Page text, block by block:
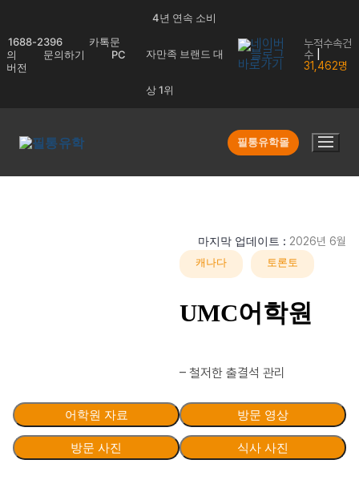
츠
로
1688-2396
카톡문
의
문의하기
PC
버전
4년 연속 소비
자만족 브랜드 대
상 1위
누적수속건
수|
31,462명
필통유학몰
마지막 업데이트 : 2026년 6월
캐나다 토론토
UMC어학원
– 철저한 출결석 관리
어학원 자료 방문 영상
방문 사진 식사 사진